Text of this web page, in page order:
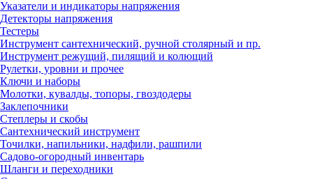
Указатели и индикаторы напряжения
Детекторы напряжения
Тестеры
Инструмент сантехнический, ручной столярный и пр.
Инструмент режущий, пилящий и колющий
Рулетки, уровни и прочее
Ключи и наборы
Молотки, кувалды, топоры, гвоздодеры
Заклепочники
Степлеры и скобы
Сантехнический инструмент
Точилки, напильники, надфили, рашпили
Садово-огородный инвентарь
Шланги и переходники